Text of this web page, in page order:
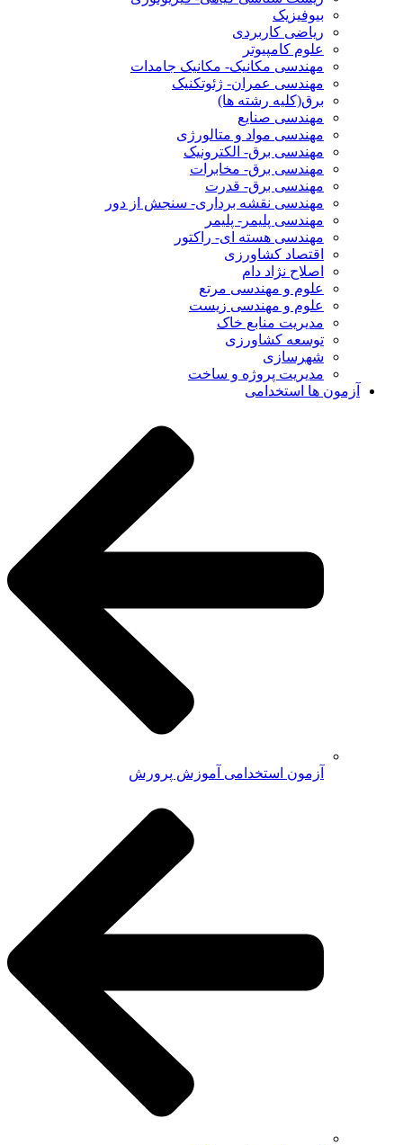
بیوفیزیک
ریاضی کاربردی
علوم کامپیوتر
مهندسی مکانیک- مکانیک جامدات
مهندسی عمران- ژئوتکنیک
برق(کلیه رشته ها)
مهندسی صنایع
مهندسی مواد و متالورژی
مهندسی برق- الکترونیک
مهندسی برق- مخابرات
مهندسی برق- قدرت
مهندسی نقشه برداری- سنجش از دور
مهندسی پلیمر- پلیمر
مهندسی هسته ای- راکتور
اقتصاد کشاورزی
اصلاح نژاد دام
علوم و مهندسی مرتع
علوم و مهندسی زیست
مدیریت منابع خاک
توسعه کشاورزی
شهرسازی
مدیریت پروژه و ساخت
آزمون ها استخدامی
آزمون استخدامی آموزش پرورش